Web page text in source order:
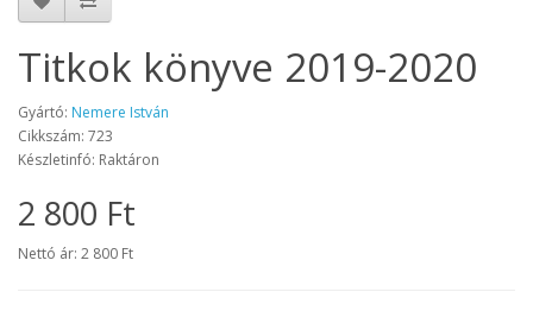
Titkok könyve 2019-2020
Gyártó: Nemere István
Cikkszám: 723
Készletinfó: Raktáron
2 800 Ft
Nettó ár: 2 800 Ft